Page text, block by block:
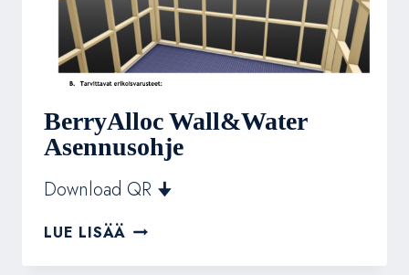
BerryAlloc Wall&Water
Asennusohje
Download QR 🠋
LUE LISÄÄ BERRYALLOC
ASENNUSOHJE